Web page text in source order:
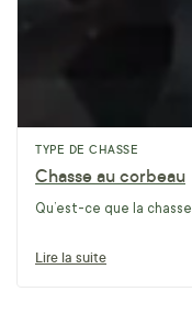
TYPE DE CHASSE
Chasse au corbeau
Qu’est-ce que la
Lire la suite